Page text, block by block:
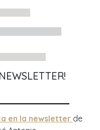
en la newsletter de